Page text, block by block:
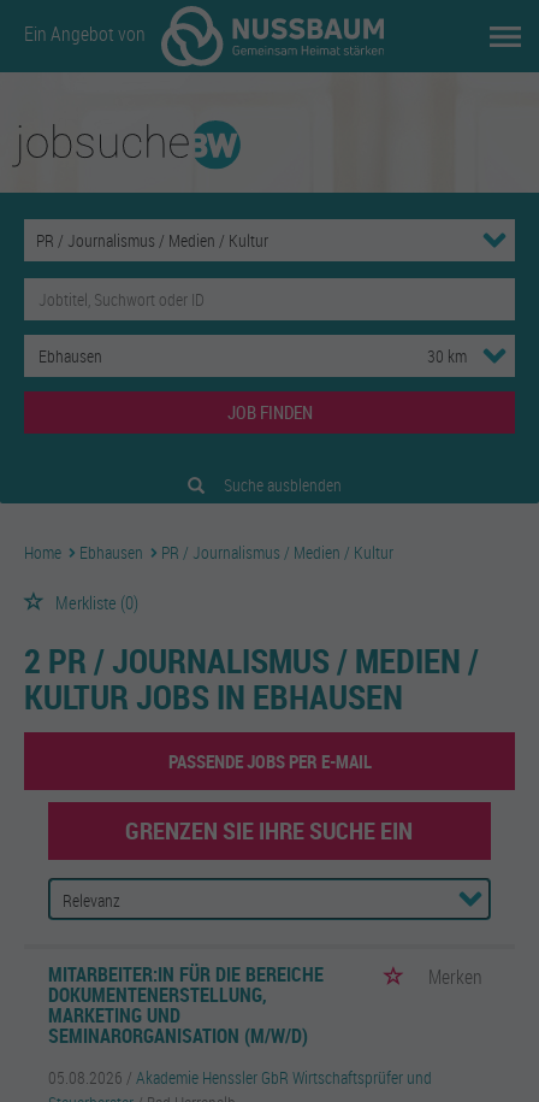
Ein Angebot von
JOB FINDEN
Suche ausblenden
Home Ebhausen PR / Journalismus / Medien / Kultur
Merkliste (0)
2 PR / JOURNALISMUS / MEDIEN /
KULTUR JOBS IN EBHAUSEN
PASSENDE JOBS PER E-MAIL
GRENZEN SIE IHRE SUCHE EIN
MITARBEITER:IN FÜR DIE BEREICHE
DOKUMENTENERSTELLUNG,
MARKETING UND
SEMINARORGANISATION (M/W/D)
Merken
05.08.2026 / Akademie Henssler GbR Wirtschaftsprüfer und